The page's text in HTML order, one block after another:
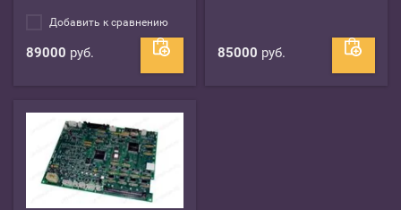
Добавить к сравнению
89000 руб. 85000 руб.